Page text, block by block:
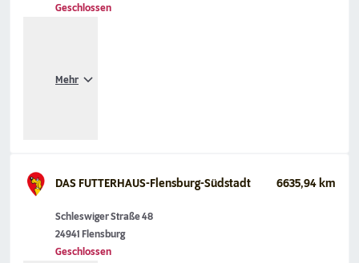
Geschlossen
Mehr
DAS FUTTERHAUS-Flensburg-Südstadt 6635,94 km
Schleswiger Straße 48
24941 Flensburg
Geschlossen